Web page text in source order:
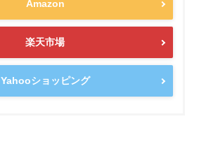
Amazon
楽天市場
Yahooショッピング